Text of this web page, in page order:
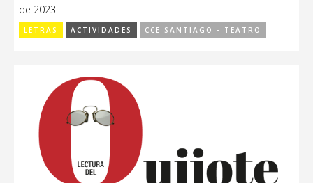
de 2023.
LETRAS ACTIVIDADES CCE SANTIAGO - TEATRO